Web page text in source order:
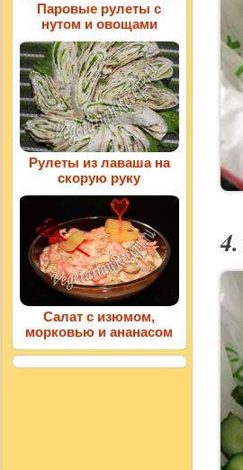
Паровые рулеты с
нутом и овощами
Рулеты из лаваша на
скорую руку
Салат с изюмом,
морковью и ананасом